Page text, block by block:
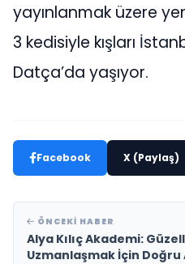
yayınlanmak üzere
3 kedisiyle kışları
Datça’da yaşıyor.
Facebook X (Paylaş)
ÖNCEKI HABER
Alya Kılıç Akademi:
Uzmanlaşmak İçin Doğru